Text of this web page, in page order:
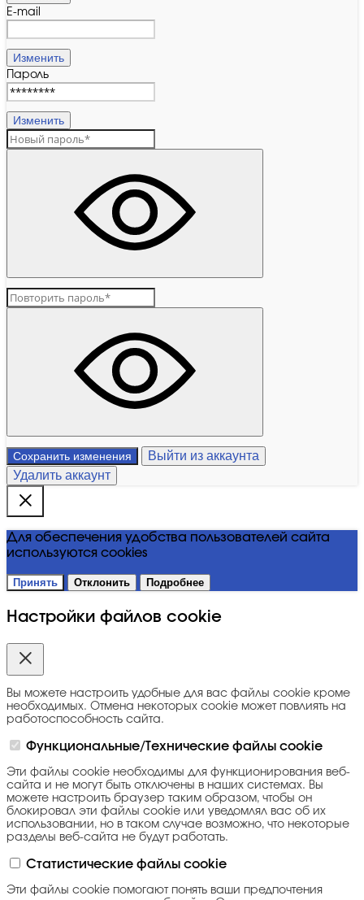
E-mail
Изменить
Пароль
Изменить
Сохранить изменения
Выйти из аккаунта
Удалить аккаунт
Для обеспечения удобства пользователей сайта
используются cookies
Принять Отклонить Подробнее
Настройки файлов cookie
Вы можете настроить удобные для вас файлы cookie кроме
необходимых. Отмена некоторых cookie может повлиять на
работоспособность сайта.
Функциональные/Технические файлы cookie
Эти файлы cookie необходимы для функционирования веб-
сайта и не могут быть отключены в наших системах. Вы
можете настроить браузер таким образом, чтобы он
блокировал эти файлы cookie или уведомлял вас об их
использовании, но в таком случае возможно, что некоторые
разделы веб-сайта не будут работать.
Статистические файлы cookie
Эти файлы cookie помогают понять ваши предпочтения